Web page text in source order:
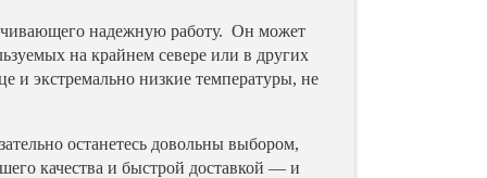
надежную работу. Он может
на крайнем севере или в других
и экстремально низкие температуры, не
останетесь довольны выбором,
качества и быстрой доставкой — и